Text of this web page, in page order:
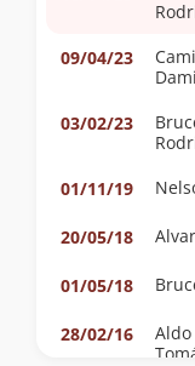
09/04/23
03/02/23
01/11/19
20/05/18
01/05/18
28/02/16
Aldo